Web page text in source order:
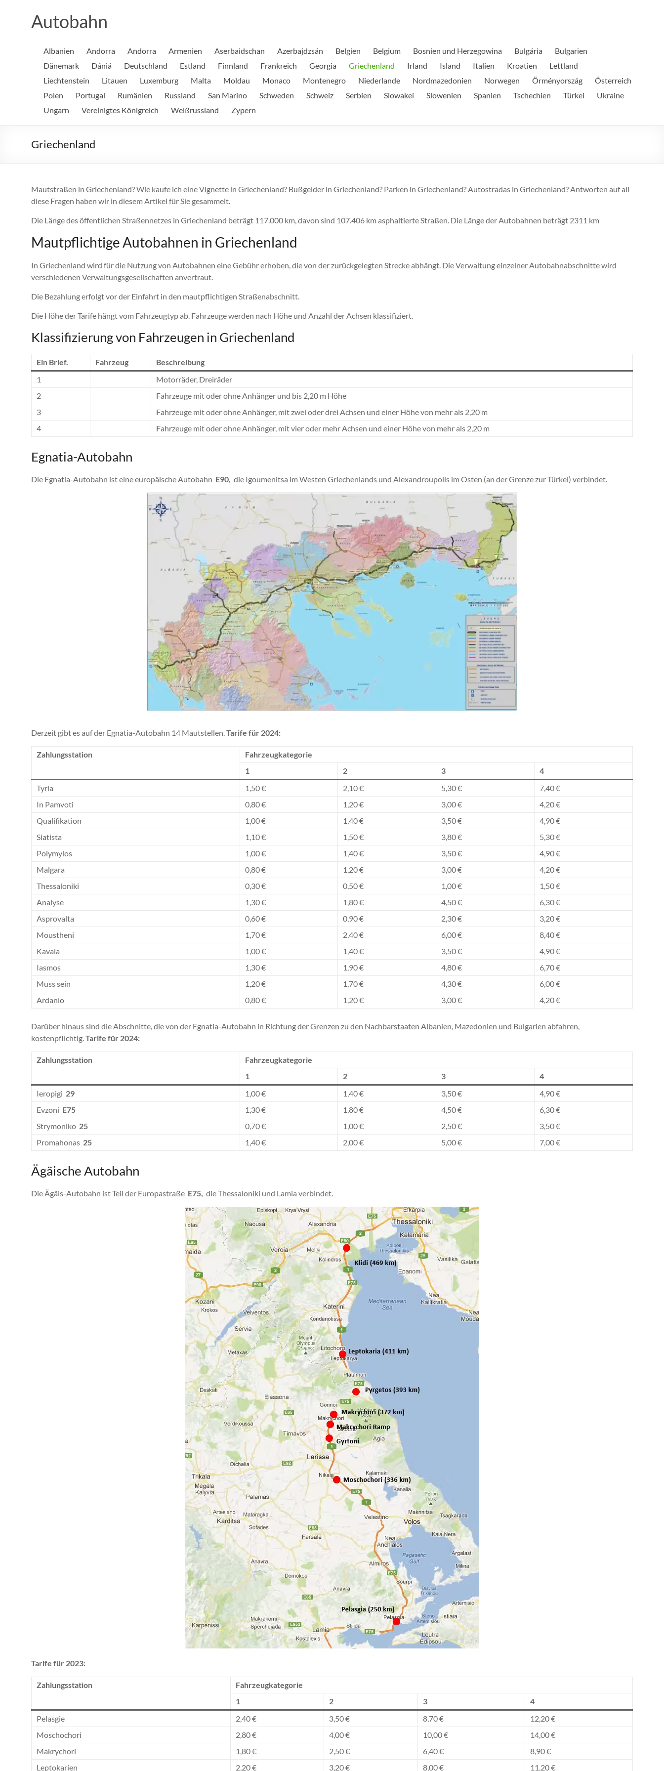
Autobahn
Albanien Andorra Andorra Armenien Aserbaidschan Azerbajdzsán Belgien Belgium Bosnien und Herzegowina Bulgária
Bulgarien
Dänemark
Dániá Deutschland Estland Finnland Frankreich Georgia Griechenland Irland Island Italien Kroatien
Lettland
Liechtenstein
Litauen Luxemburg Malta Moldau Monaco Montenegro Niederlande Nordmazedonien Norwegen Örményország
Österreich
Polen
Portugal Rumänien Russland San Marino Schweden Schweiz Serbien Slowakei Slowenien Spanien Tschechien Türkei
Ukraine
Ungarn
Vereinigtes Königreich Weißrussland Zypern
Griechenland
Mautstraßen in Griechenland? Wie kaufe ich eine Vignette in Griechenland? Bußgelder in Griechenland? Parken in Griechenland? Autostradas in Griechenland? Antworten auf all
diese Fragen haben wir in diesem Artikel für Sie gesammelt.
Die Länge des öffentlichen Straßennetzes in Griechenland beträgt 117.000 km, davon sind 107.406 km asphaltierte Straßen. Die Länge der Autobahnen beträgt 2311 km
Mautpflichtige Autobahnen in Griechenland
In Griechenland wird für die Nutzung von Autobahnen eine Gebühr erhoben, die von der zurückgelegten Strecke abhängt. Die Verwaltung einzelner Autobahnabschnitte wird
verschiedenen Verwaltungsgesellschaften anvertraut.
Die Bezahlung erfolgt vor der Einfahrt in den mautpflichtigen Straßenabschnitt.
Die Höhe der Tarife hängt vom Fahrzeugtyp ab. Fahrzeuge werden nach Höhe und Anzahl der Achsen klassifiziert.
Klassifizierung von Fahrzeugen in Griechenland
Ein Brief. Fahrzeug
Beschreibung
1
Motorräder, Dreiräder
2
Fahrzeuge mit oder ohne Anhänger und bis 2,20 m Höhe
3
Fahrzeuge mit oder ohne Anhänger, mit zwei oder drei Achsen und einer Höhe von mehr als 2,20 m
4
Fahrzeuge mit oder ohne Anhänger, mit vier oder mehr Achsen und einer Höhe von mehr als 2,20 m
Egnatia-Autobahn
Die Egnatia-Autobahn ist eine europäische Autobahn E90, die Igoumenitsa im Westen Griechenlands und Alexandroupolis im Osten (an der Grenze zur Türkei) verbindet.
Derzeit gibt es auf der Egnatia-Autobahn 14 Mautstellen.Tarife für 2024:
Zahlungsstation
Fahrzeugkategorie
1
2 3
4
Tyria
1,50 € 2,10 € 5,30 €
7,40 €
In Pamvoti
0,80 € 1,20 € 3,00 €
4,20 €
Qualifikation
1,00 € 1,40 € 3,50 €
4,90 €
Siatista
1,10 € 1,50 € 3,80 €
5,30 €
Polymylos
1,00 € 1,40 € 3,50 €
4,90 €
Malgara
0,80 € 1,20 € 3,00 €
4,20 €
Thessaloniki
0,30 € 0,50 € 1,00 €
1,50 €
Analyse
1,30 € 1,80 € 4,50 €
6,30 €
Asprovalta
0,60 € 0,90 € 2,30 €
3,20 €
Moustheni
1,70 € 2,40 € 6,00 €
8,40 €
Kavala
1,00 € 1,40 € 3,50 €
4,90 €
Iasmos
1,30 € 1,90 € 4,80 €
6,70 €
Muss sein
1,20 € 1,70 € 4,30 €
6,00 €
Ardanio
0,80 € 1,20 € 3,00 € 4,20 €
Darüber hinaus sind die Abschnitte, die von der Egnatia-Autobahn in Richtung der Grenzen zu den Nachbarstaaten Albanien, Mazedonien und Bulgarien abfahren,
kostenpflichtig.Tarife für 2024:
Zahlungsstation
Fahrzeugkategorie
1
2 3
4
Ieropigi 29 1,00 € 1,40 € 3,50 €
4,90 €
Evzoni E75 1,30 € 1,80 € 4,50 €
6,30 €
Strymoniko 25 0,70 € 1,00 € 2,50 €
3,50 €
Promahonas 25 1,40 € 2,00 € 5,00 € 7,00 €
Ägäische Autobahn
Die Ägäis-Autobahn ist Teil der Europastraße E75, die Thessaloniki und Lamia verbindet.
Tarife für 2023:
Zahlungsstation
Fahrzeugkategorie
1
2 3
4
Pelasgie
2,40 € 3,50 € 8,70 €
12,20 €
Moschochori
2,80 € 4,00 € 10,00 €
14,00 €
Makrychori
1,80 € 2,50 € 6,40 €
8,90 €
Leptokarien
2,20 € 3,20 € 8,00 € 11,20 €